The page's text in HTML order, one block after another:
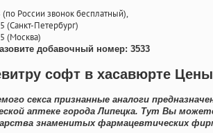
(по России звонок бесплатный),
(Санкт-Петербург)
(Москва)
добавочный номер: 3533
софт в хасавюрте
секса признанные аналоги
аптеке города Липецка. Тут Вы
знаменитых фармацевтических